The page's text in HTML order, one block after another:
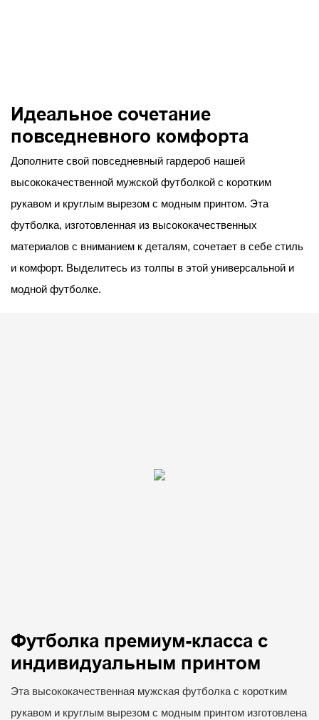
Идеальное сочетание
повседневного комфорта
Дополните свой повседневный гардероб нашей
высококачественной мужской футболкой с коротким
рукавом и круглым вырезом с модным принтом. Эта
футболка, изготовленная из высококачественных
материалов с вниманием к деталям, сочетает в себе стиль
и комфорт. Выделитесь из толпы в этой универсальной и
модной футболке.
Футболка премиум-класса с
индивидуальным принтом
Эта высококачественная мужская футболка с коротким
рукавом и круглым вырезом с модным принтом изготовлена